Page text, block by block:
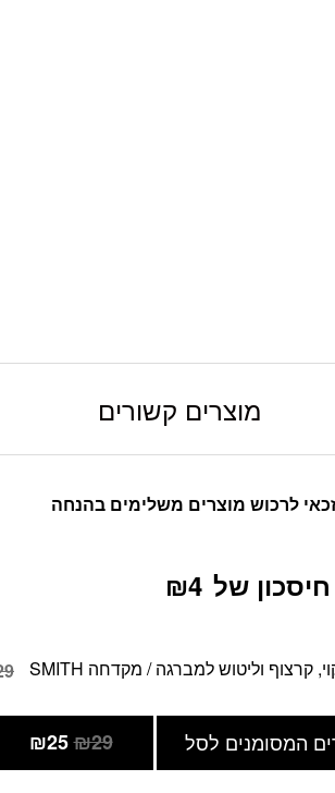
מוצרים קשורים
לרכוש מוצרים משלימים בהנחה
חיסכון של ₪4
המסומנים לסל ₪29
₪25